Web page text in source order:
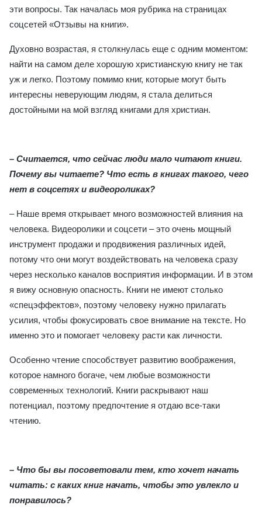
эти вопросы. Так началась моя рубрика на страницах
соцсетей «Отзывы на книги».
Духовно возрастая, я столкнулась еще с одним моментом:
найти на самом деле хорошую христианскую книгу не так
уж и легко. Поэтому помимо книг, которые могут быть
интересны неверующим людям, я стала делиться
достойными на мой взгляд книгами для христиан.
– Считается, что сейчас люди мало читают книги.
Почему вы читаете? Что есть в книгах такого, чего
нет в соцсетях и видеороликах?
– Наше время открывает много возможностей влияния на
человека. Видеоролики и соцсети – это очень мощный
инструмент продажи и продвижения различных идей,
потому что они могут воздействовать на человека сразу
через несколько каналов восприятия информации. И в этом
я вижу основную опасность. Книги не имеют столько
«спецэффектов», поэтому человеку нужно прилагать
усилия, чтобы фокусировать свое внимание на тексте. Но
именно это и помогает человеку расти как личности.
Особенно чтение способствует развитию воображения,
которое намного богаче, чем любые возможности
современных технологий. Книги раскрывают наш
потенциал, поэтому предпочтение я отдаю все-таки
чтению.
– Что бы вы посоветовали тем, кто хочет начать
читать: с каких книг начать, чтобы это увлекло и
понравилось?